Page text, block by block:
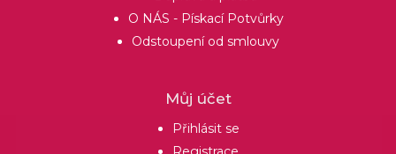
O NÁS - Pískací Potvůrky
Odstoupení od smlouvy
Můj účet
Přihlásit se